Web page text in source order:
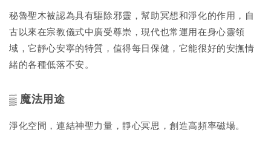
秘魯聖木被認為具有驅除邪靈，幫助冥想和淨化的作用，自
古以來在宗教儀式中廣受尊崇，現代也常運用在身心靈領
域，它靜心安寧的特質，值得每日保健，它能很好的安撫情
緒的各種低落不安。
▒ 魔法用途
淨化空間，連結神聖力量，靜心冥思，創造高頻率磁場。